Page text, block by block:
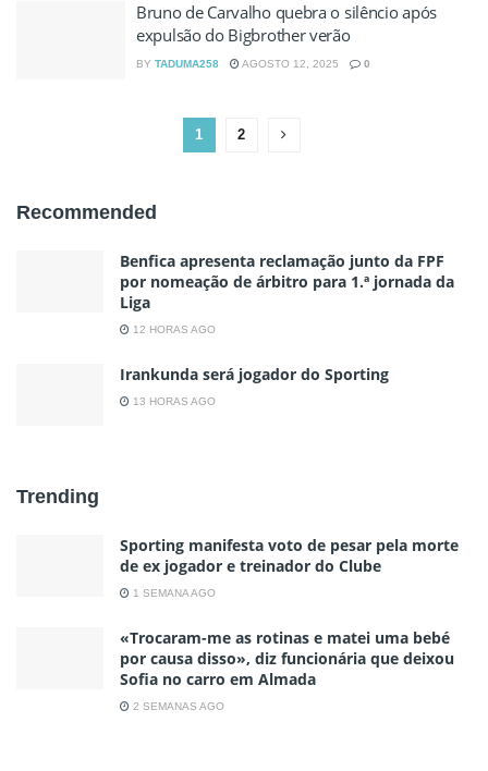
Bruno de Carvalho quebra o silêncio após
expulsão do Bigbrother verão
BY TADUMA258 AGOSTO 12, 2025 0
1 2
Recommended
Benfica apresenta reclamação junto da FPF
por nomeação de árbitro para 1.ª jornada da
Liga
12 HORAS AGO
Irankunda será jogador do Sporting
13 HORAS AGO
Trending
Sporting manifesta voto de pesar pela morte
de ex jogador e treinador do Clube
1 SEMANA AGO
«Trocaram-me as rotinas e matei uma bebé
por causa disso», diz funcionária que deixou
Sofia no carro em Almada
2 SEMANAS AGO